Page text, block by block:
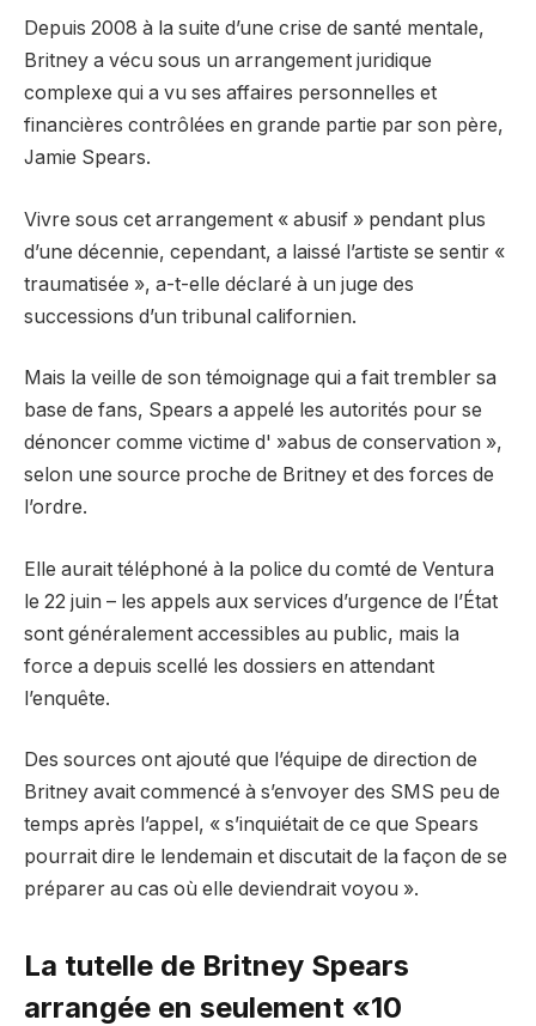
Depuis 2008 à la suite d’une crise de santé mentale,
Britney a vécu sous un arrangement juridique
complexe qui a vu ses affaires personnelles et
financières contrôlées en grande partie par son père,
Jamie Spears.
Vivre sous cet arrangement « abusif » pendant plus
d’une décennie, cependant, a laissé l’artiste se sentir «
traumatisée », a-t-elle déclaré à un juge des
successions d’un tribunal californien.
Mais la veille de son témoignage qui a fait trembler sa
base de fans, Spears a appelé les autorités pour se
dénoncer comme victime d' »abus de conservation »,
selon une source proche de Britney et des forces de
l’ordre.
Elle aurait téléphoné à la police du comté de Ventura
le 22 juin – les appels aux services d’urgence de l’État
sont généralement accessibles au public, mais la
force a depuis scellé les dossiers en attendant
l’enquête.
Des sources ont ajouté que l’équipe de direction de
Britney avait commencé à s’envoyer des SMS peu de
temps après l’appel, « s’inquiétait de ce que Spears
pourrait dire le lendemain et discutait de la façon de se
préparer au cas où elle deviendrait voyou ».
La tutelle de Britney Spears
arrangée en seulement «10